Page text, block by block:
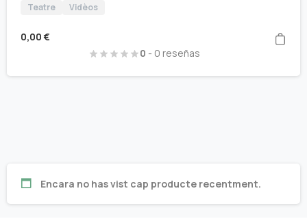
Teatre Vidèos
0,00 €
0 - 0 reseñas
Encara no has vist cap producte recentment.